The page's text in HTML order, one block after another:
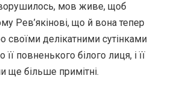
мов живе, щоб
Рев’якінові, що й вона тепер
своїми делікатними сутінками
повненького білого лиця, і її
ще більше примітні.